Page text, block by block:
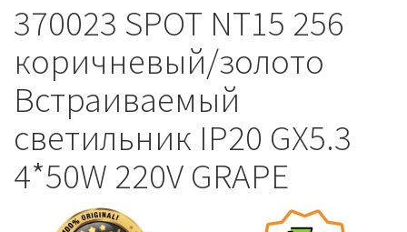
370023 SPOT NT15 256
коричневый/золото
Встраиваемый
светильник IP20 GX5.3
4*50W 220V GRAPE